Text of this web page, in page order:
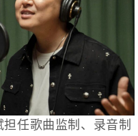
任歌曲监制、录音制